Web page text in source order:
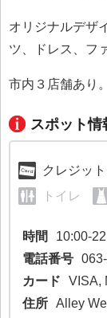
オリジナルデザ
ツ、ドレス、フ
市内３店舗あり。
スポット情
クレジッ
トイレ
時間
10:00-
電話番号
カード
VISA,
住所 Alley